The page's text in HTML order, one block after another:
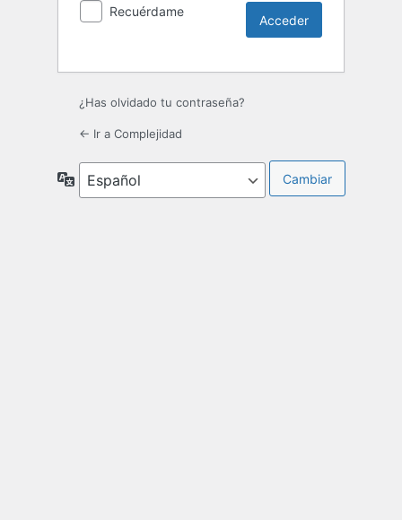
Recuérdame
¿Has olvidado tu contraseña?
← Ir a Complejidad
Idioma